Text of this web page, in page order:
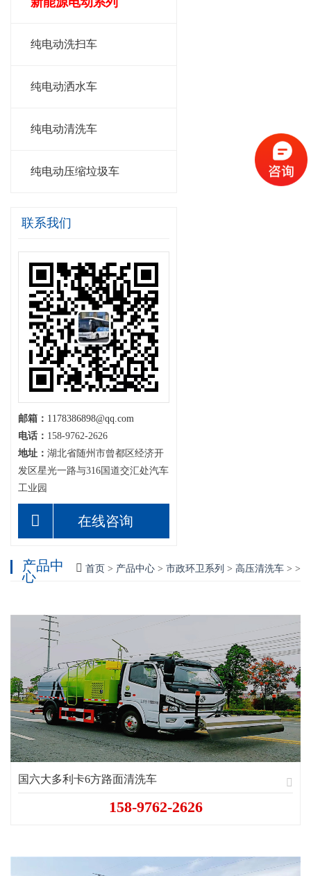
纯电动洗扫车
纯电动洒水车
纯电动清洗车
纯电动压缩垃圾车
联系我们
邮箱： 1178386898@qq.com
电话： 158-9762-2626
地址： 湖北省随州市曾都区经济开
发区星光一路与316国道交汇处汽车
工业园
在线咨询
首页 > 产品中心 > 市政环卫系列 > 高压清洗车 > >
产品中
心
国六大多利卡6方路面清洗车
158-9762-2626